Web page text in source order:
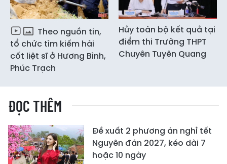
Theo nguồn tin,
tổ chức tìm kiếm hài
cốt liệt sĩ ở Hương Bình,
Phúc Trạch
Hủy toàn bộ kết quả tại
điểm thi Trường THPT
Chuyên Tuyên Quang
ĐỌC THÊM
Đề xuất 2 phương án nghỉ tết
Nguyên đán 2027, kéo dài 7
hoặc 10 ngày